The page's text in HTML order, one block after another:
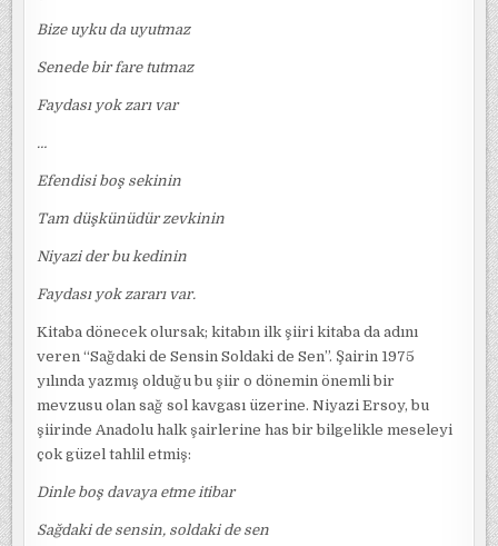
Bize uyku da uyutmaz
Senede bir fare tutmaz
Faydası yok zarı var
…
Efendisi boş sekinin
Tam düşkünüdür zevkinin
Niyazi der bu kedinin
Faydası yok zararı var.
Kitaba dönecek olursak; kitabın ilk şiiri kitaba da adını
veren “Sağdaki de Sensin Soldaki de Sen”. Şairin 1975
yılında yazmış olduğu bu şiir o dönemin önemli bir
mevzusu olan sağ sol kavgası üzerine. Niyazi Ersoy, bu
şiirinde Anadolu halk şairlerine has bir bilgelikle meseleyi
çok güzel tahlil etmiş:
Dinle boş davaya etme itibar
Sağdaki de sensin, soldaki de sen